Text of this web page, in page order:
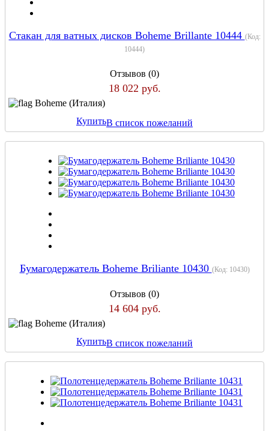
Стакан для ватных дисков Boheme Brillante 10444 (Код:
10444)
Отзывов (0)
18 022 руб.
Boheme (Италия)
КупитьВ список пожеланий
Бумагодержатель Boheme Briliante 10430 (Код: 10430)
Отзывов (0)
14 604 руб.
Boheme (Италия)
КупитьВ список пожеланий